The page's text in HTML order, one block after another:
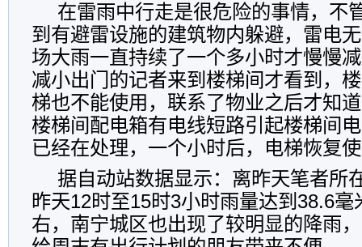
在雷雨中行走是很危险的事情，不
到有避雷设施的建筑物内躲避，雷电
场大雨一直持续了一个多小时才慢慢
减小出门的记者来到楼梯间才看到，
梯也不能使用，联系了物业之后才知
楼梯间配电箱有电线短路引起楼梯间
已经在处理，一个小时后，电梯恢复
据自动站数据显示：离昨天笔者所
昨天12时至15时3小时雨量达到38.6
右，南宁城区也出现了较明显的降雨